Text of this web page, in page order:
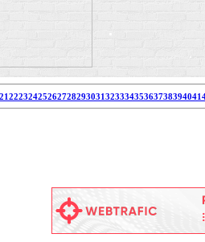
212223242526272829303132333435363738394041